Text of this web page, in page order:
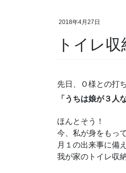
2018年4月27日
トイレ
先日、Ｏ様との打
「うちは娘が３人
ほんとそう！
今、私が身をもっ
月１の出来事に備
我が家のトイレ収